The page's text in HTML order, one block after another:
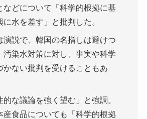
などについて「科学的根拠に基
水を差す」と批判した。
演説で、韓国の名指しは避けつ
汚染水対策に対し、事実や科学
かない批判を受けることもあ
な議論を強く望む」と強調。
産食品についても「科学的根拠